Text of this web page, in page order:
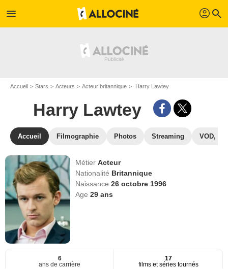
menu profil search
Accueil Stars Acteurs Acteur britannique Harry Lawtey
Harry Lawtey
Accueil Filmographie Photos Streaming VOD,
MétierActeur
Nationalité Britannique
Naissance26 octobre 1996
Age29 ans
6
ans de carrière
17
films et séries tournés